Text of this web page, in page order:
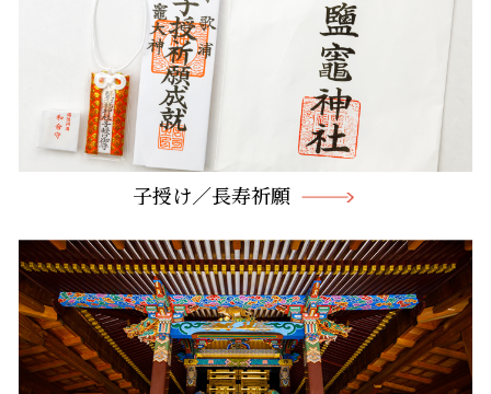
子授け／長寿祈願